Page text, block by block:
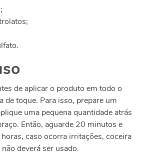
de aplicar o produto em todo o
de toque. Para isso, prepare um
uma pequena quantidade atrás
Então, aguarde 20 minutos e
caso ocorra irritações, coceira
deverá ser usado.